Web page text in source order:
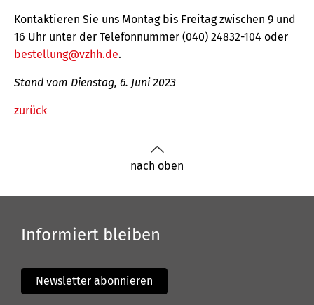
Kontaktieren Sie uns Montag bis Freitag zwischen 9 und
16 Uhr unter der Telefonnummer (040) 24832-104 oder
bestellung@vzhh.de.
Stand vom Dienstag, 6. Juni 2023
zurück
nach oben
Informiert bleiben
Newsletter abonnieren